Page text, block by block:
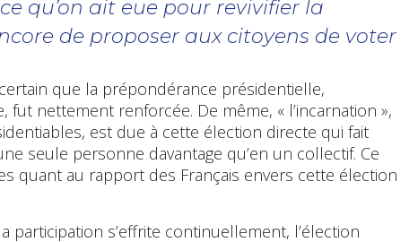
qu’on ait eue pour revivifier la
de proposer aux citoyens de voter
que la prépondérance présidentielle,
fut nettement renforcée. De même, « l’incarnation »,
est due à cette élection directe qui fait
seule personne davantage qu’en un collectif. Ce
quant au rapport des Français envers cette élection
participation s’effrite continuellement, l’élection